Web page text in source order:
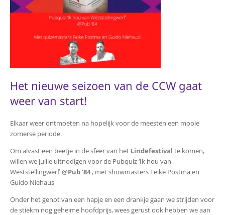
Het nieuwe seizoen van de CCW gaat
weer van start!
Elkaar weer ontmoeten na hopelijk voor de meesten een mooie
zomerse periode.
Om alvast een beetje in de sfeer van het Lindefestival te komen,
willen we jullie uitnodigen voor de Pubquiz ‘Ik hou van
Weststellingwerf’ @Pub ’84, met showmasters Feike Postma en
Guido Niehaus
Onder het genot van een hapje en een drankje gaan we strijden voor
de stiekm nog geheime hoofdprijs, wees gerust ook hebben we aan